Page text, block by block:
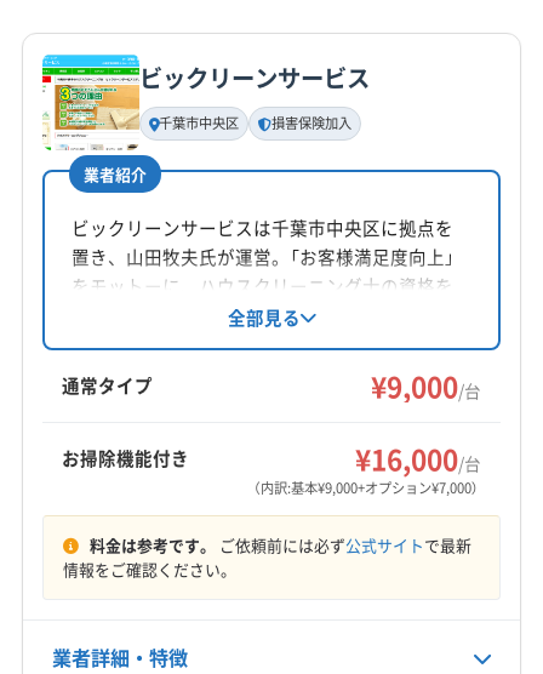
公式HP
公式サイトを見る
基本情報
代表者名
那須敬次
所在地
千葉県山武市蓮沼ロ2781-79
対応地域
旭市 印西市
山武市
四街道市 市原市 成田市
千葉市稲毛区
千葉市花見川区
千葉市中央区
大網白里市
銚子市
富里市
夷隅郡大多喜町
印旛郡栄町
印旛郡酒々井町
香取郡神崎町
香取郡多古町
香取郡東庄町
山武郡横芝光町
山武郡九十九里町
山武郡芝山町
長生郡一宮町
長生郡睦沢町
(茨城県) 神栖市
7:00〜19:00
定休日
電話番号
ビックリーンサービス
千葉市中央区 損害保険加入
業者紹介
ビックリーンサービスは千葉市中央区に拠点を
置き、山田牧夫氏が運営。「お客様満足度向上」
をモットーに、ハウスクリーニング士の資格を
持ち、丁寧な作業と安心の損害保険で対応。天
然植物エコ洗剤を使用し、アレルギーがある方
やペットがいる家庭にも安心して利用できま
す。エアコンクリーニングを通じて快適な空間
全部見る
通常タイプ ¥9,000/台
お掃除機能付き ¥16,000/台
（内訳:基本¥9,000+オプション¥7,000）
料金は参考です。 ご依頼前には必ず公式サイトで最新
情報をご確認ください。
業者詳細・特徴